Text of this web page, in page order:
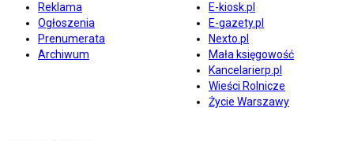
Reklama
Ogłoszenia
Prenumerata
Archiwum
E-kiosk.pl
E-gazety.pl
Nexto.pl
Mała księgowość
Kancelarierp.pl
Wieści Rolnicze
Życie Warszawy